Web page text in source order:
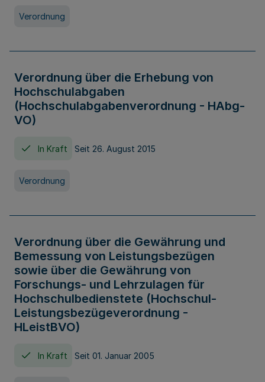
Verordnung
Verordnung über die Erhebung von
Hochschulabgaben
(Hochschulabgabenverordnung - HAbg-
VO)
In Kraft Seit 26. August 2015
Verordnung
Verordnung über die Gewährung und
Bemessung von Leistungsbezügen
sowie über die Gewährung von
Forschungs- und Lehrzulagen für
Hochschulbedienstete (Hochschul-
Leistungsbezügeverordnung -
HLeistBVO)
In Kraft Seit 01. Januar 2005